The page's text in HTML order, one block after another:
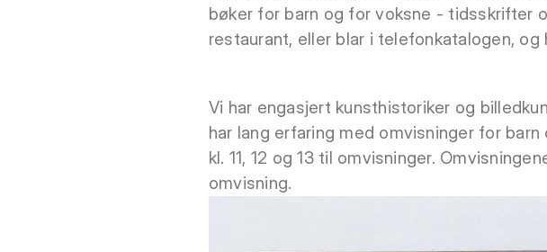
bøker for barn og for voksne - tidsskrifter
restaurant, eller blar i telefonkatalogen,
Vi har engasjert kunsthistoriker og
har lang erfaring med omvisninger for
kl. 11, 12 og 13 til omvisninger.
omvisning.